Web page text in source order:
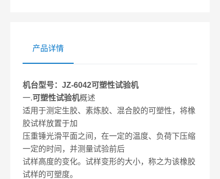
产品详情
机台型号：JZ-6042可塑性试验机
一.可塑性试验机概述
适用于测定生胶、素炼胶、混合胶的可塑性，将橡
胶试样放置于加
压重锤光滑平面之间，在一定的温度、负荷下压缩
一定的时间，并测量试验前后
试样高度的变化。试样变形的大小，称之为该橡胶
试样的可塑度。